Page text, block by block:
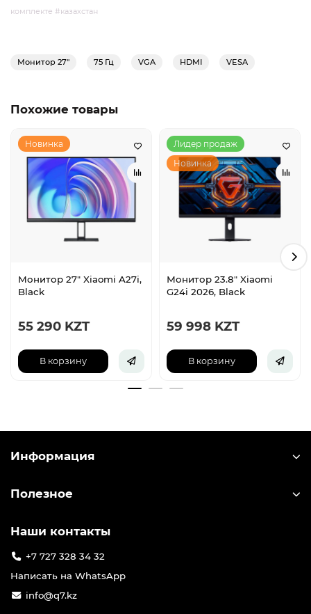
комплекте #казахстан
Монитор 27" 75 Гц VGA HDMI VESA
Похожие товары
Новинка
Монитор 27" Xiaomi A27i,
Black
55 290 KZT
В корзину
Лидер продаж
Новинка
Монитор 23.8" Xiaomi
G24i 2026, Black
59 998 KZT
В корзину
Информация
Полезное
Наши контакты
+7 727 328 34 32
Написать на WhatsApp
info@q7.kz